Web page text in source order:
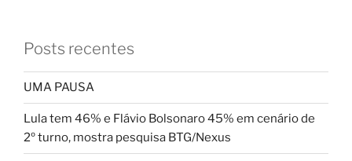
Posts recentes
UMA PAUSA
Lula tem 46% e Flávio Bolsonaro 45% em cenário de
2º turno, mostra pesquisa BTG/Nexus